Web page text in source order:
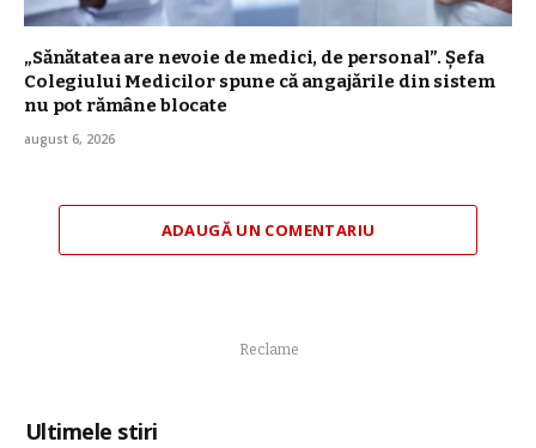
„Sănătatea are nevoie de medici, de personal”. Șefa
Colegiului Medicilor spune că angajările din sistem
nu pot rămâne blocate
august 6, 2026
ADAUGĂ UN COMENTARIU
Reclame
Ultimele stiri